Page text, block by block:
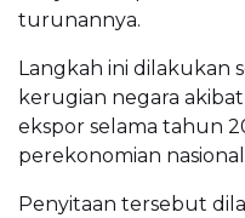
turunannya.
Langkah ini dilakukan
kerugian negara
ekspor selama tahun
perekonomian
Penyitaan tersebut